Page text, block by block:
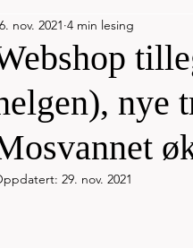
halvmaraton og 7km 20
nye
nov. 2021 4 min lesing
29. nov. 2021